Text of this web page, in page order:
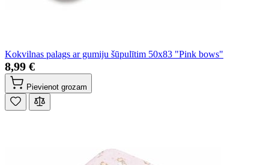
Kokvilnas palags ar gumiju šūpulītim 50x83 "Pink bows"
8,99 €
Pievienot grozam